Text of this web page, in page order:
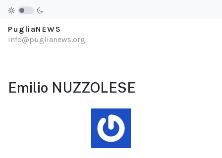
PugliaNEWS
info@puglianews.org
Emilio NUZZOLESE